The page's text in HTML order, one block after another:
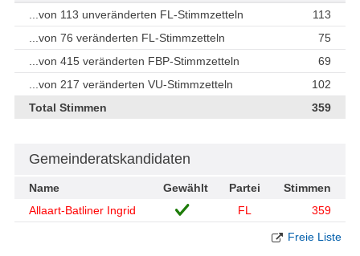
...von 113 unveränderten FL-Stimmzetteln
113
...von 76 veränderten FL-Stimmzetteln
75
...von 415 veränderten FBP-Stimmzetteln
69
...von 217 veränderten VU-Stimmzetteln
102
Total Stimmen
359
Gemeinderatskandidaten
Name Gewählt Partei
Stimmen
Allaart-Batliner Ingrid
FL 359
Freie Liste